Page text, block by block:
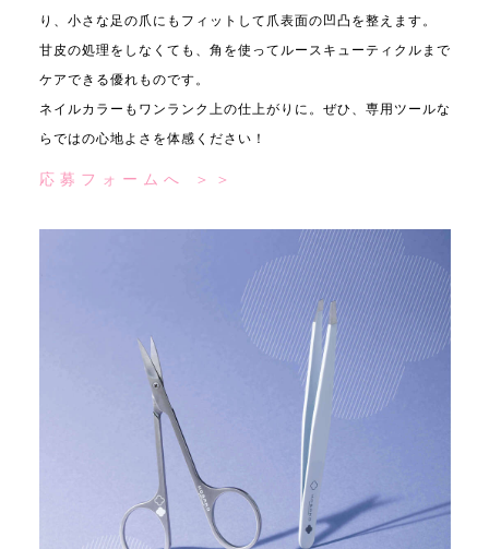
り、小さな足の爪にもフィットして爪表面の凹凸を整えます。
甘皮の処理をしなくても、角を使ってルースキューティクルまで
ケアできる優れものです。
ネイルカラーもワンランク上の仕上がりに。ぜひ、専用ツールな
らではの心地よさを体感ください！
応募フォームへ ＞＞